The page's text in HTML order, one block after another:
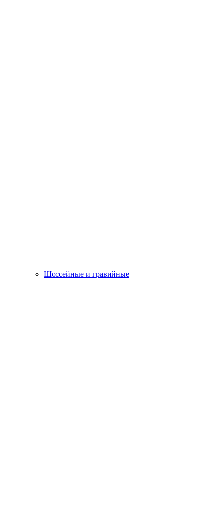
Шоссейные и гравийные